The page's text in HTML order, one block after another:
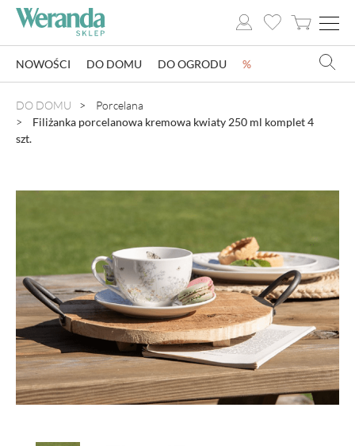
DO DOMU
OZDOBY ŚWIĄTECZNE
KSIĄŻKI
DLA DZIECI
POMYSŁ NA PREZENT
PROMOCJA
NOWOŚCI DO DOMU DO OGRODU %
DO DOMU
Porcelana
Filiżanka porcelanowa kremowa kwiaty 250 ml komplet 4
szt.